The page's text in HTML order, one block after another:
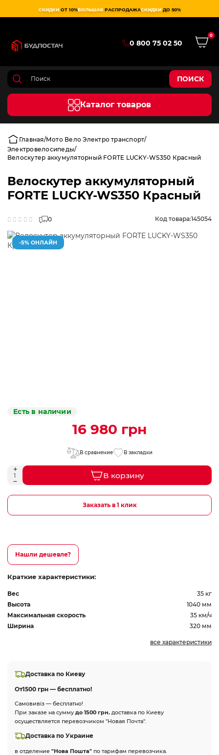
СКИДКИ ОТ 10%БОЛЬШАЯ РАСПРОДАЖАСКИДКИ ДО 50%
0 800 75 02 50
0
ПОИСК
Каталог товаров
Главная Мото Вело Электро транспорт
Электровелосипеды
Велоскутер аккумуляторный FORTE LUCKY-WS350 Красный
Велоскутер аккумуляторный
FORTE LUCKY-WS350 Красный
0 Код товара:145054
-5% ОНЛАЙН
Есть в наличии
16 980 грн
В сравнение В закладки
В корзину
Заказать в 1 клик
Нашли дешевле?
Краткие характеристики:
Вес
35 кг
Высота
1040 мм
Максимальная скорость
35 км/ч
Ширина
320 мм
все характеристики
Доставка по Киеву
От1500 грн — бесплатно!
Самовивіз — бесплатно!
При заказе на сумму до 1500 грн. доставка по Киеву
осуществляется перевозчиком "Новая Почта".
Доставка по Украине
в отделение "Нова Пошта" по тарифам перевозчика.